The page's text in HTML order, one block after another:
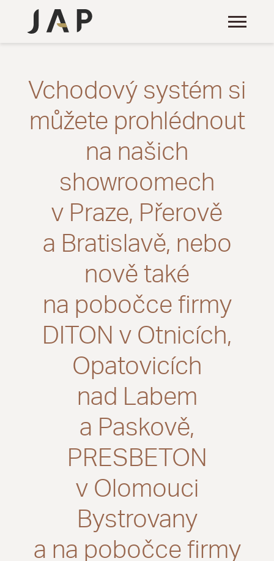
Vchodový systém si
můžete prohlédnout
na našich
showroomech
v Praze, Přerově
a Bratislavě, nebo
nově také
na pobočce firmy
DITON v Otnicích,
Opatovicích
nad Labem
a Paskově,
PRESBETON
v Olomouci
Bystrovany
a na pobočce firmy